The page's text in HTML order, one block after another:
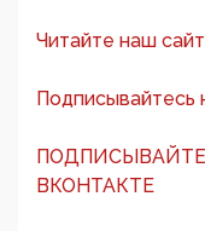
Читайте наш
Подписывайтесь
ВКОНТАКТЕ